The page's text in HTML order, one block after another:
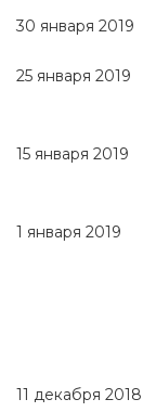
30 января 2019
25 января 2019
15 января 2019
1 января 2019
11 декабря 2018